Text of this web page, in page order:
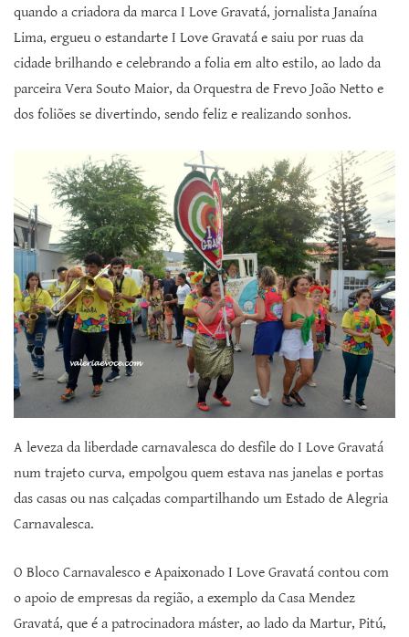
quando a criadora da marca I Love Gravatá, jornalista Janaína
Lima, ergueu o estandarte I Love Gravatá e saiu por ruas da
cidade brilhando e celebrando a folia em alto estilo, ao lado da
parceira Vera Souto Maior, da Orquestra de Frevo João Netto e
dos foliões se divertindo, sendo feliz e realizando sonhos.
A leveza da liberdade carnavalesca do desfile do I Love Gravatá
num trajeto curva, empolgou quem estava nas janelas e portas
das casas ou nas calçadas compartilhando um Estado de Alegria
Carnavalesca.
O Bloco Carnavalesco e Apaixonado I Love Gravatá contou com
o apoio de empresas da região, a exemplo da Casa Mendez
Gravatá, que é a patrocinadora máster, ao lado da Martur, Pitú,